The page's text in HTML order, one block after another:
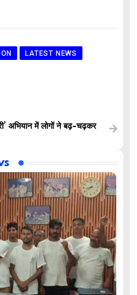
LATEST NEWS
अभियान में लोगों ने बढ़-चढ़कर